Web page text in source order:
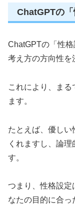
ChatGPTの
ChatGPTの「性格
考え方の方向性を
これにより、ま
ます。
たとえば、優しい
くれますし、論
す。
つまり、性格設定
なたの目的に合